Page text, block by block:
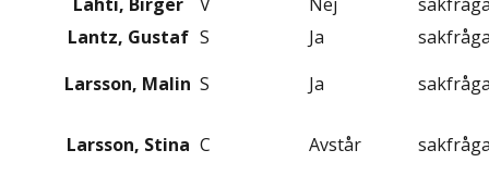
Lantz, Gustaf S Ja
Larsson, Malin S Ja
Larsson, Stina C Avstår